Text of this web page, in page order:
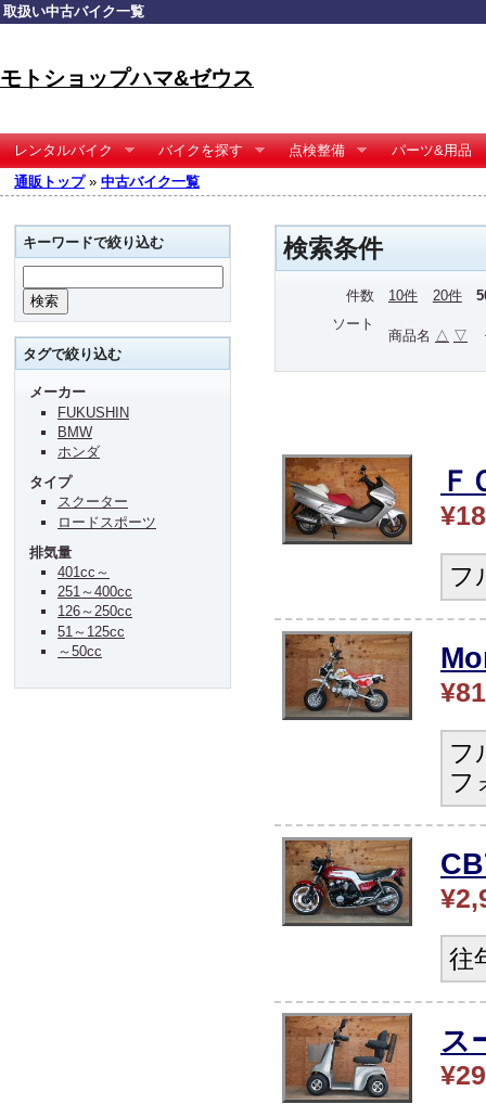
取扱い中古バイク一覧
モトショップハマ&ゼウス
レンタルバイク バイクを探す 点検整備
パーツ&用品
通販トップ» 中古バイク一覧
検索条件
件数 10件 20件
ソート
商品名 △ ▽
Ｆ
フ
フ
フ
往
ス
キーワードで絞り込む
タグで絞り込む
メーカー
FUKUSHIN
BMW
ホンダ
タイプ
スクーター
ロードスポーツ
排気量
401cc～
251～400cc
126～250cc
51～125cc
～50cc